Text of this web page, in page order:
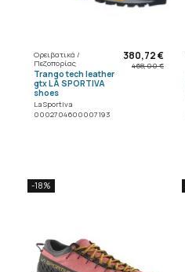
Ορειβατικά /
Πεζοπορίας
Trango tech leather
gtx LA SPORTIVA
shoes
La Sportiva
0002704600007193
380,72 €
468,00 €
-18%